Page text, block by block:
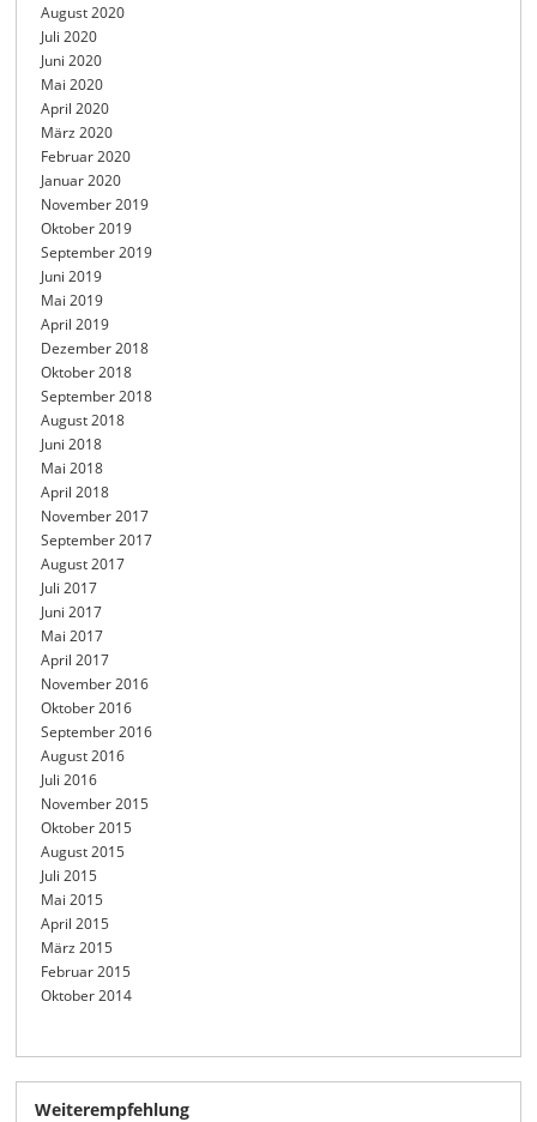
August 2020
Juli 2020
Juni 2020
Mai 2020
April 2020
März 2020
Februar 2020
Januar 2020
November 2019
Oktober 2019
September 2019
Juni 2019
Mai 2019
April 2019
Dezember 2018
Oktober 2018
September 2018
August 2018
Juni 2018
Mai 2018
April 2018
November 2017
September 2017
August 2017
Juli 2017
Juni 2017
Mai 2017
April 2017
November 2016
Oktober 2016
September 2016
August 2016
Juli 2016
November 2015
Oktober 2015
August 2015
Juli 2015
Mai 2015
April 2015
März 2015
Februar 2015
Oktober 2014
Weiterempfehlung